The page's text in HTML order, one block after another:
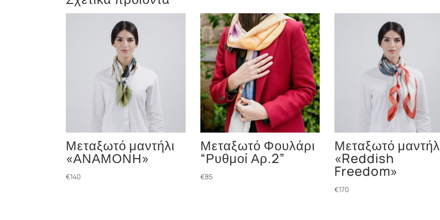
Μεταξωτό μαντήλι
«ΑΝΑΜΟΝΗ»
€140
Μεταξωτό Φουλάρι
“Ρυθμοί Αρ.2”
€85
Μεταξωτό
«Reddish
Freedom»
€170